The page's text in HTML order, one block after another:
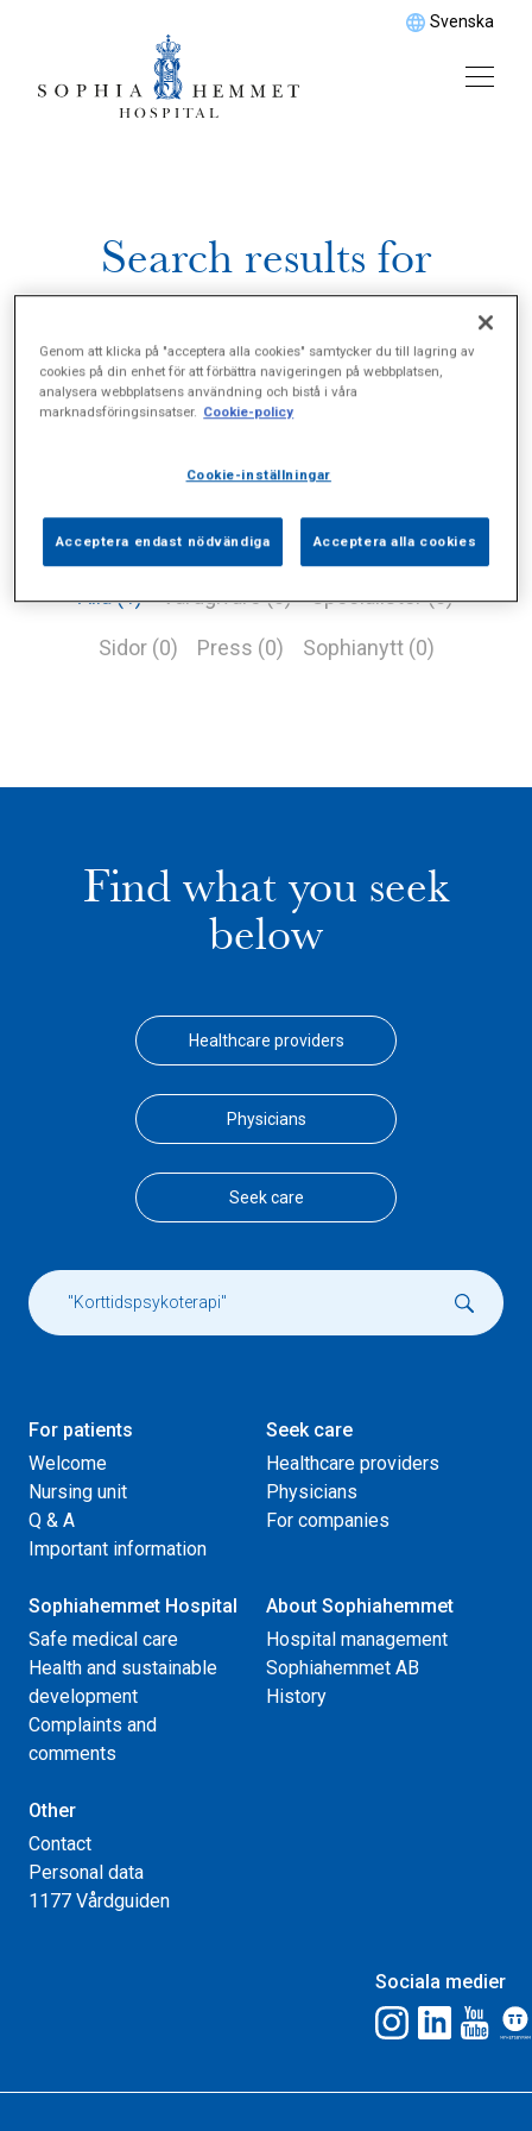
Svenska
Search results for
Alla (1) Vårdgivare (0) Specialister (0)
Sidor (0) Press (0) Sophianytt (0)
Find what you seek
below
Healthcare providers
Physicians
Seek care
For patients
Welcome
Nursing unit
Q & A
Important information
Seek care
Healthcare providers
Physicians
For companies
Sophiahemmet Hospital
Safe medical care
Health and sustainable
development
Complaints and
comments
About Sophiahemmet
Hospital management
Sophiahemmet AB
History
Other
Contact
Personal data
1177 Vårdguiden
Sociala medier
Genom att klicka på "acceptera alla cookies" samtycker du till lagring av
cookies på din enhet för att förbättra navigeringen på webbplatsen,
analysera webbplatsens användning och bistå i våra
marknadsföringsinsatser. Cookie-policy
Cookie-inställningar
Acceptera endast nödvändiga Acceptera alla cookies